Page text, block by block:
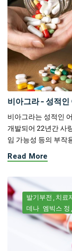
비아그라 - 성적인
비아그라는 성적인
개발되어 22년간 사
임 가능성 등의 부작
Read More
발기부전 치료
데나 엠빅스 정